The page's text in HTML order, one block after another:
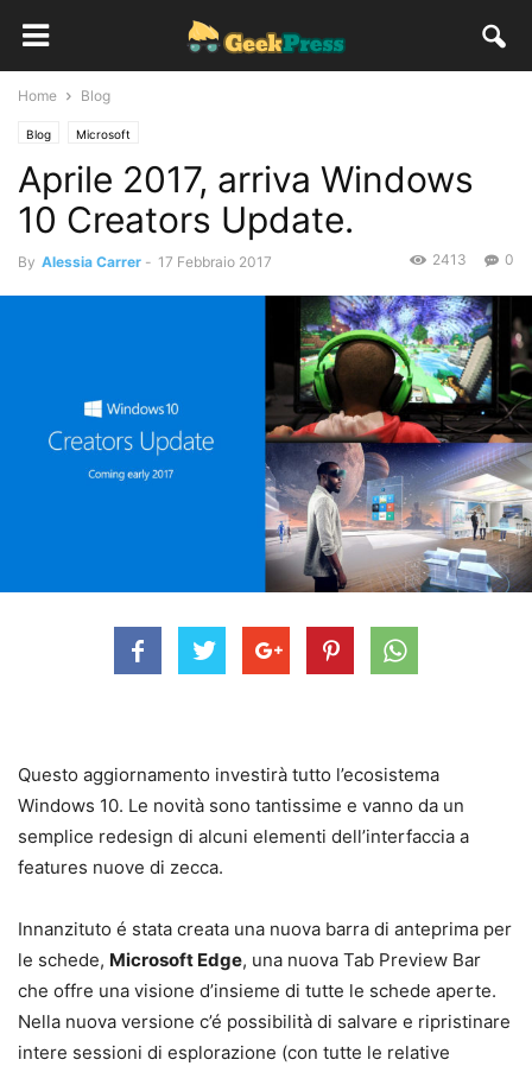
Home Blog
Blog Microsoft
Aprile 2017, arriva Windows
10 Creators Update.
By Alessia Carrer - 17 Febbraio 2017 0
2413
Questo aggiornamento investirà tutto l’ecosistema
Windows 10. Le novità sono tantissime e vanno da un
semplice redesign di alcuni elementi dell’interfaccia a
features nuove di zecca.
Innanzituto é stata creata una nuova barra di anteprima per
le schede, Microsoft Edge, una nuova Tab Preview Bar
che offre una visione d’insieme di tutte le schede aperte.
Nella nuova versione c’é possibilità di salvare e ripristinare
intere sessioni di esplorazione (con tutte le relative